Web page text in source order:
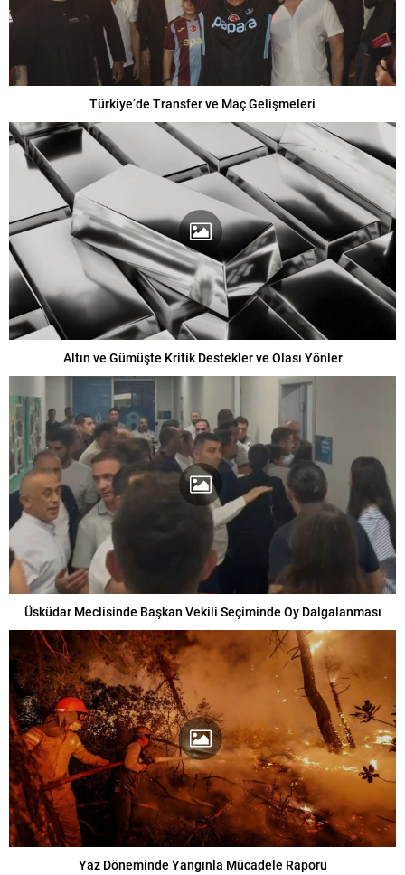
Türkiye’de Transfer ve Maç Gelişmeleri
Altın ve Gümüşte Kritik Destekler ve Olası Yönler
Üsküdar Meclisinde Başkan Vekili Seçiminde Oy Dalgalanması
Yaz Döneminde Yangınla Mücadele Raporu